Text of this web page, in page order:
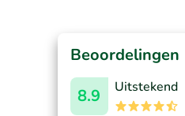
Beoordelingen
8.9
Uitstekend